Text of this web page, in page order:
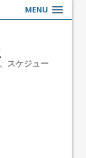
MENU
スケジュー